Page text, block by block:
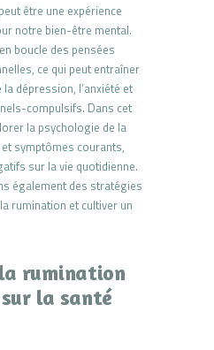
être une expérience
notre bien-être mental.
boucle des pensées
ce qui peut entraîner
dépression, l’anxiété et
compulsifs. Dans cet
la psychologie de la
symptômes courants,
sur la vie quotidienne.
également des stratégies
rumination et cultiver un
rumination
la santé